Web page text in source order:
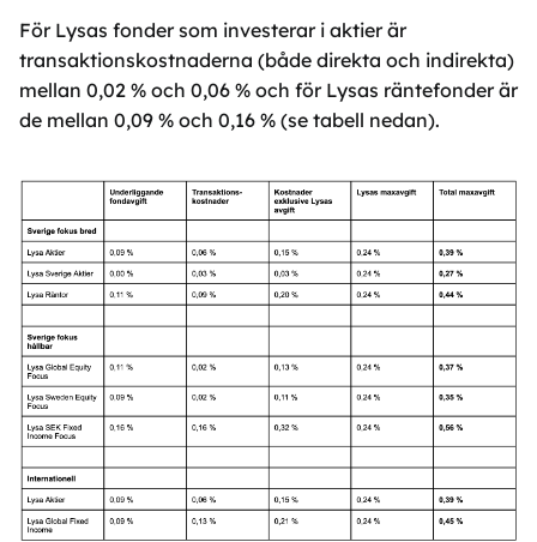
För Lysas fonder som investerar i aktier är
transaktionskostnaderna (både direkta och indirekta)
mellan 0,02 % och 0,06 % och för Lysas räntefonder är
de mellan 0,09 % och 0,16 % (se tabell nedan).